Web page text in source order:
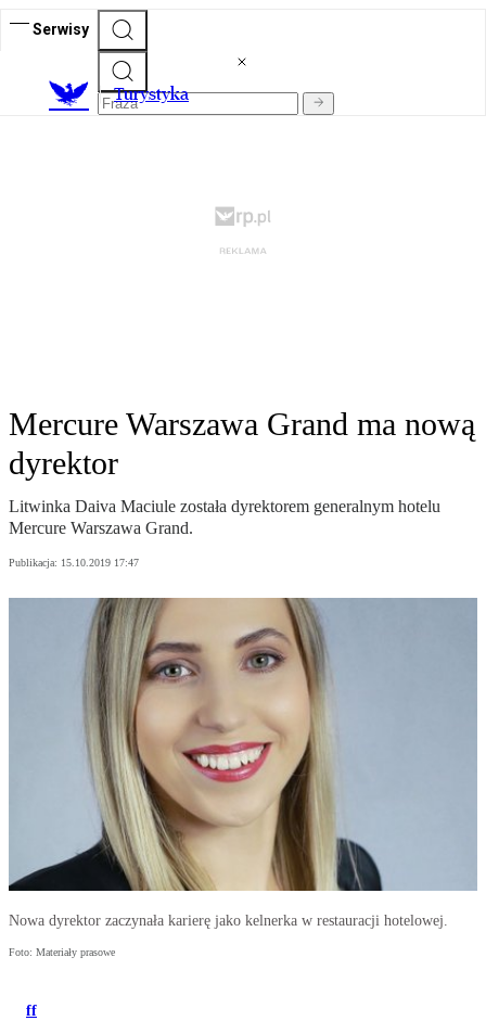
Serwisy
Turystyka
Mercure Warszawa Grand ma nową
dyrektor
Litwinka Daiva Maciule została dyrektorem generalnym hotelu
Mercure Warszawa Grand.
Publikacja: 15.10.2019 17:47
Nowa dyrektor zaczynała karierę jako kelnerka w restauracji hotelowej.
Foto: Materiały prasowe
ff